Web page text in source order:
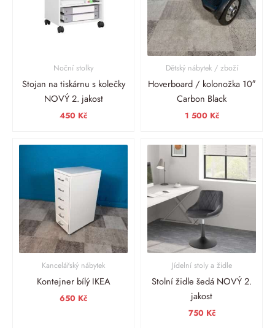
Noční stolky
Stojan na tiskárnu s kolečky
NOVÝ 2. jakost
450 Kč
Dětský nábytek / zboží
Hoverboard / kolonožka 10″
Carbon Black
1 500 Kč
Kancelářský nábytek
Kontejner bílý IKEA
650 Kč
Jídelní stoly a židle
Stolní židle šedá NOVÝ 2.
jakost
750 Kč